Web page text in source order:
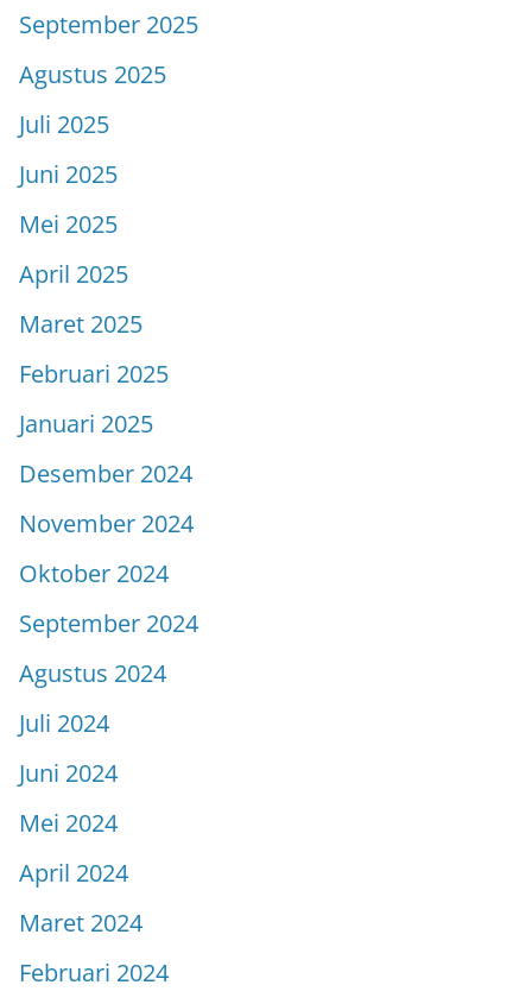
September 2025
Agustus 2025
Juli 2025
Juni 2025
Mei 2025
April 2025
Maret 2025
Februari 2025
Januari 2025
Desember 2024
November 2024
Oktober 2024
September 2024
Agustus 2024
Juli 2024
Juni 2024
Mei 2024
April 2024
Maret 2024
Februari 2024